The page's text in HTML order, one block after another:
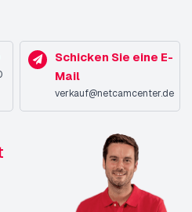
Schicken Sie eine E-
Mail
verkauf@netcamcenter.de